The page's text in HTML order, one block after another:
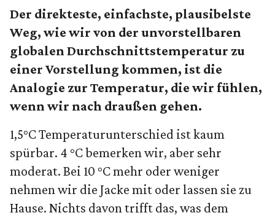
Der direkteste, einfachste, plausibelste
Weg, wie wir von der unvorstellbaren
globalen Durchschnittstemperatur zu
einer Vorstellung kommen, ist die
Analogie zur Temperatur, die wir fühlen,
wenn wir nach draußen gehen.
1,5°C Temperaturunterschied ist kaum
spürbar. 4 °C bemerken wir, aber sehr
moderat. Bei 10 °C mehr oder weniger
nehmen wir die Jacke mit oder lassen sie zu
Hause. Nichts davon trifft das, was dem